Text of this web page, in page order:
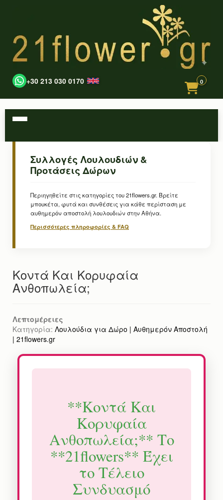
+30 213 030 0170 0
Συλλογές Λουλουδιών &
Προτάσεις Δώρων
Περιηγηθείτε στις κατηγορίες του 21flowers.gr. Βρείτε
μπουκέτα, φυτά και συνθέσεις για κάθε περίσταση με
αυθημερόν αποστολή λουλουδιών στην Αθήνα.
Περισσότερες πληροφορίες & FAQ
Κοντά Και Κορυφαία
Ανθοπωλεία;
Λεπτομέρειες
Κατηγορία: Λουλούδια για Δώρο | Αυθημερόν Αποστολή
| 21flowers.gr
**Κοντά Και
Κορυφαία
Ανθοπωλεία;** Το
**21flowers** Έχει
το Τέλειο
Συνδυασμό